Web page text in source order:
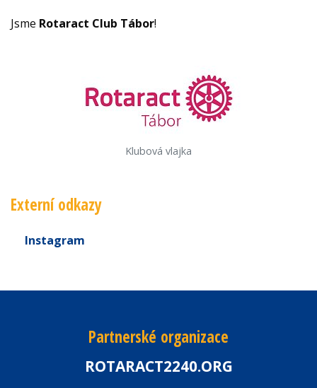
Jsme Rotaract Club Tábor!
Klubová vlajka
Externí odkazy
Instagram
Partnerské organizace
ROTARACT2240.ORG